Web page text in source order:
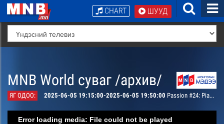
ШУУД
CHART
MNB World суваг /архив/
ЯГ ОДОО: 2025-06-05 19:15:00-2025-06-05 19:50:00 Passion #24: Pianist
Error loading media: File could not be played